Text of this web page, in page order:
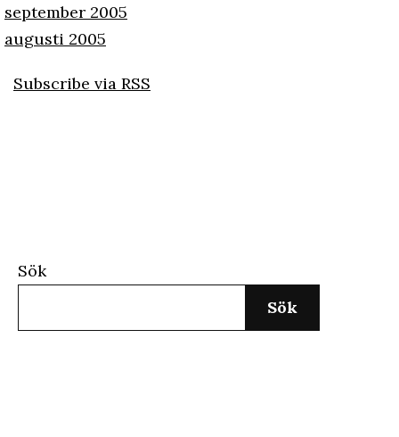
september 2005
augusti 2005
Subscribe via RSS
Sök
Sök